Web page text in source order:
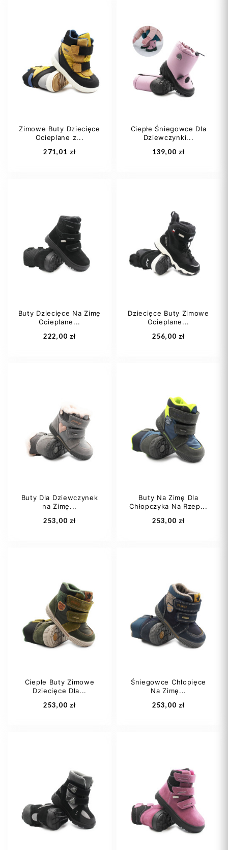
22
23
24
25
Dodaj do koszyka
26 27
28
Dodaj do koszyka
Zimowe Buty Dziecięce
Ocieplane z...
271,01 zł
22
28
Dodaj do koszyka
Ciepłe Śniegowce Dla
Dziewczynki...
139,00 zł
22/23 26-27
Dodaj do koszyka
Buty Dziecięce Na Zimę
Ocieplane...
222,00 zł
35 36
Dodaj do koszyka
Dziecięce Buty Zimowe
Ocieplane...
256,00 zł
29
30
32
37
Dodaj do koszyka
Buty Dla Dziewczynek
na Zimę...
253,00 zł
22 23
Dodaj do koszyka
Buty Na Zimę Dla
Chłopczyka Na Rzep...
253,00 zł
22
23
25
26
Dodaj do koszyka
Ciepłe Buty Zimowe
Dziecięce Dla...
253,00 zł
22
24
25
26
Śniegowce Chłopięce
Na Zimę...
253,00 zł
23
25